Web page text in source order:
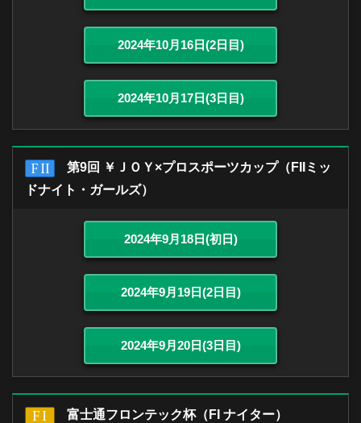
2024年10月16日(2日目)
2024年10月17日(3日目)
第9回 ￥ＪＯＹ×プロスポーツカップ（FIIミッ
ドナイト・ガールズ）
2024年9月18日(初日)
2024年9月19日(2日目)
2024年9月20日(3日目)
富士通フロンテック杯（FI ナイター）